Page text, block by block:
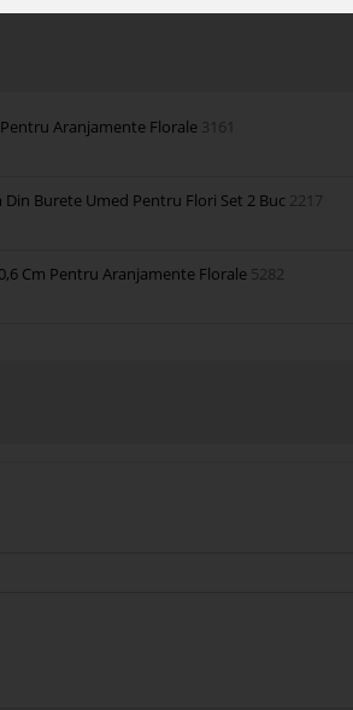
Aranjamente Florale 3161
Din Burete Umed Pentru Flori Set 2 Buc 2217
Cm Pentru Aranjamente Florale 5282